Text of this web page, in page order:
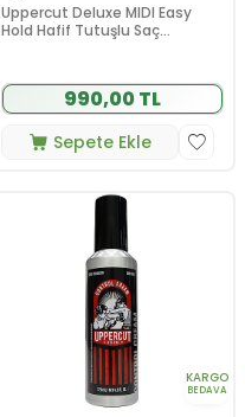
Uppercut Deluxe MIDI Easy
Hold Hafif Tutuşlu Saç
990,00 TL
Sepete Ekle
KARGO
BEDAVA